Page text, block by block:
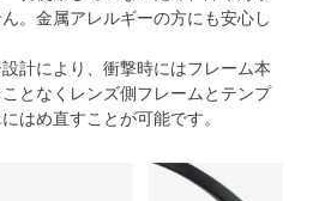
。金属アレルギーの方にも安心し
計により、衝撃時にはフレーム本
となくレンズ側フレームとテンプ
はめ直すことが可能です。